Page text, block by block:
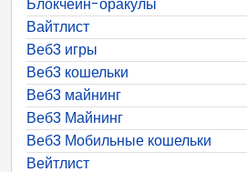
Вайтлист
Веб3 игры
Веб3 кошельки
Веб3 майнинг
Веб3 Майнинг
Веб3 Мобильные кошельки
Вейтлист